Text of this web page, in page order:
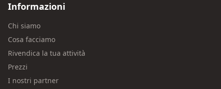
Informazioni
Chi siamo
Cosa facciamo
Rivendica la tua attività
Prezzi
I nostri partner